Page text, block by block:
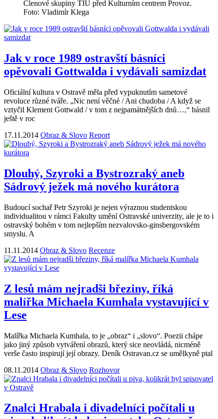
Členové skupiny TIU před Kulturním centrem Provoz.
Foto: Vladimír Klega
Jak v roce 1989 ostravští básníci
opěvovali Gottwalda i vydávali samizdat
Oficiální kultura v Ostravě měla před vypuknutím sametové
revoluce různé tváře. „Nic není věčné / Ani chudoba / A když se
vztyčil Klement Gottwald / v tom z nejpamátnějších dnů…,“ básnil
ještě v roc
17.11.2014 Obraz & Slovo Report
Dlouhý, Szyroki a Bystrozraký aneb
Sádrový ježek má nového kurátora
Budoucí sochař Petr Szyroki je nejen výraznou studentskou
individualitou v rámci Fakulty umění Ostravské univerzity, ale je to i
ostravský bohém v tom nejlepším nezvalovsko-ginsbergovském
smyslu. A
11.11.2014 Obraz & Slovo Recenze
Z lesů mám nejradši březiny, říká
malířka Michaela Kumhala vystavující v
Lese
Malířka Michaela Kumhala, to je „obraz“ i „slovo“. Poezii chápe
jako jiný způsob vytváření obrazů, který sice neovládá, nicméně
verše často inspirují její obrazy. Deník Ostravan.cz se umělkyně ptal
08.11.2014 Obraz & Slovo Rozhovor
Znalci Hrabala i divadelníci počítali u